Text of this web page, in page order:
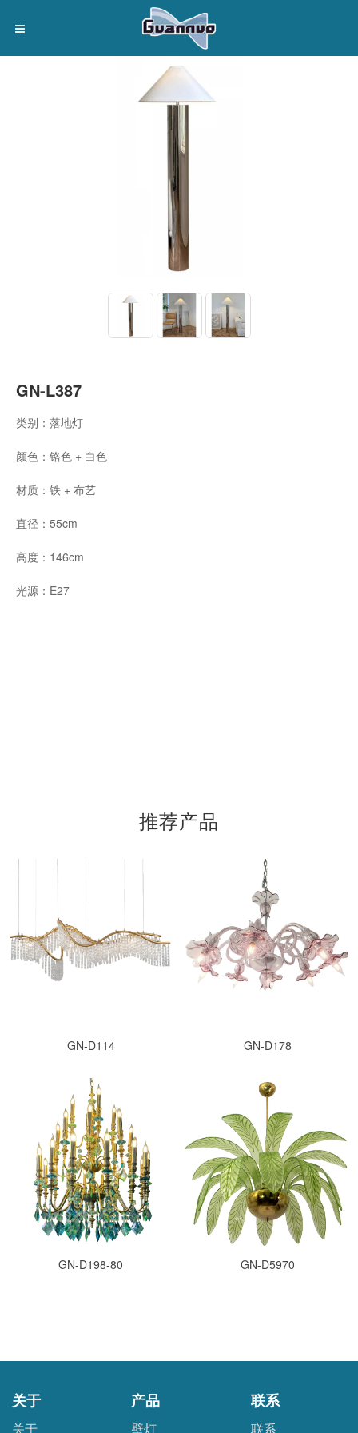
GN-L387
类别：落地灯
颜色：铬色 + 白色
材质：铁 + 布艺
直径：55cm
高度：146cm
光源：E27
推荐产品
GN-D114 GN-D178
GN-D198-80 GN-D5970
关于
关于
产品
壁灯
联系
联系